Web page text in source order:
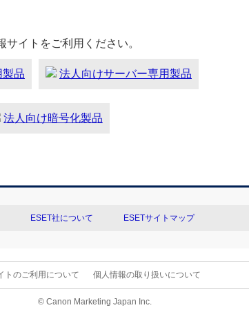
イトをご利用ください。
品 法人向けサーバー専用製品
法人向け暗号化製品
ESET社について ESETサイトマップ
トのご利用について 個人情報の取り扱いについて
© Canon Marketing Japan Inc.